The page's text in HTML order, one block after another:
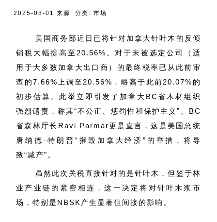
:2025-08-01 来源: 分类: 市场
美国商务部近日已将针对加拿大针叶木的反倾
销税大幅提高至20.56%。对于未被选定公司（适
用于大多数加拿大出口商）的最终税率已从此前审
查的7.66%上调至20.56%，略高于此前20.07%的
初步估算。此举立即引发了加拿大BC省木材组织
强烈谴责，称其“不公正、惩罚性和保护主义”。BC
省森林厅长Ravi Parmar更是直言，这是美国总统
唐纳德·特朗普“摧毁加拿大经济”的举措，将导
致“减产”。
虽然此次关税直接针对的是针叶木，但鉴于林
业产业链的紧密相连，这一决定将对针叶木浆市
场，特别是NBSK产生显著但间接的影响。